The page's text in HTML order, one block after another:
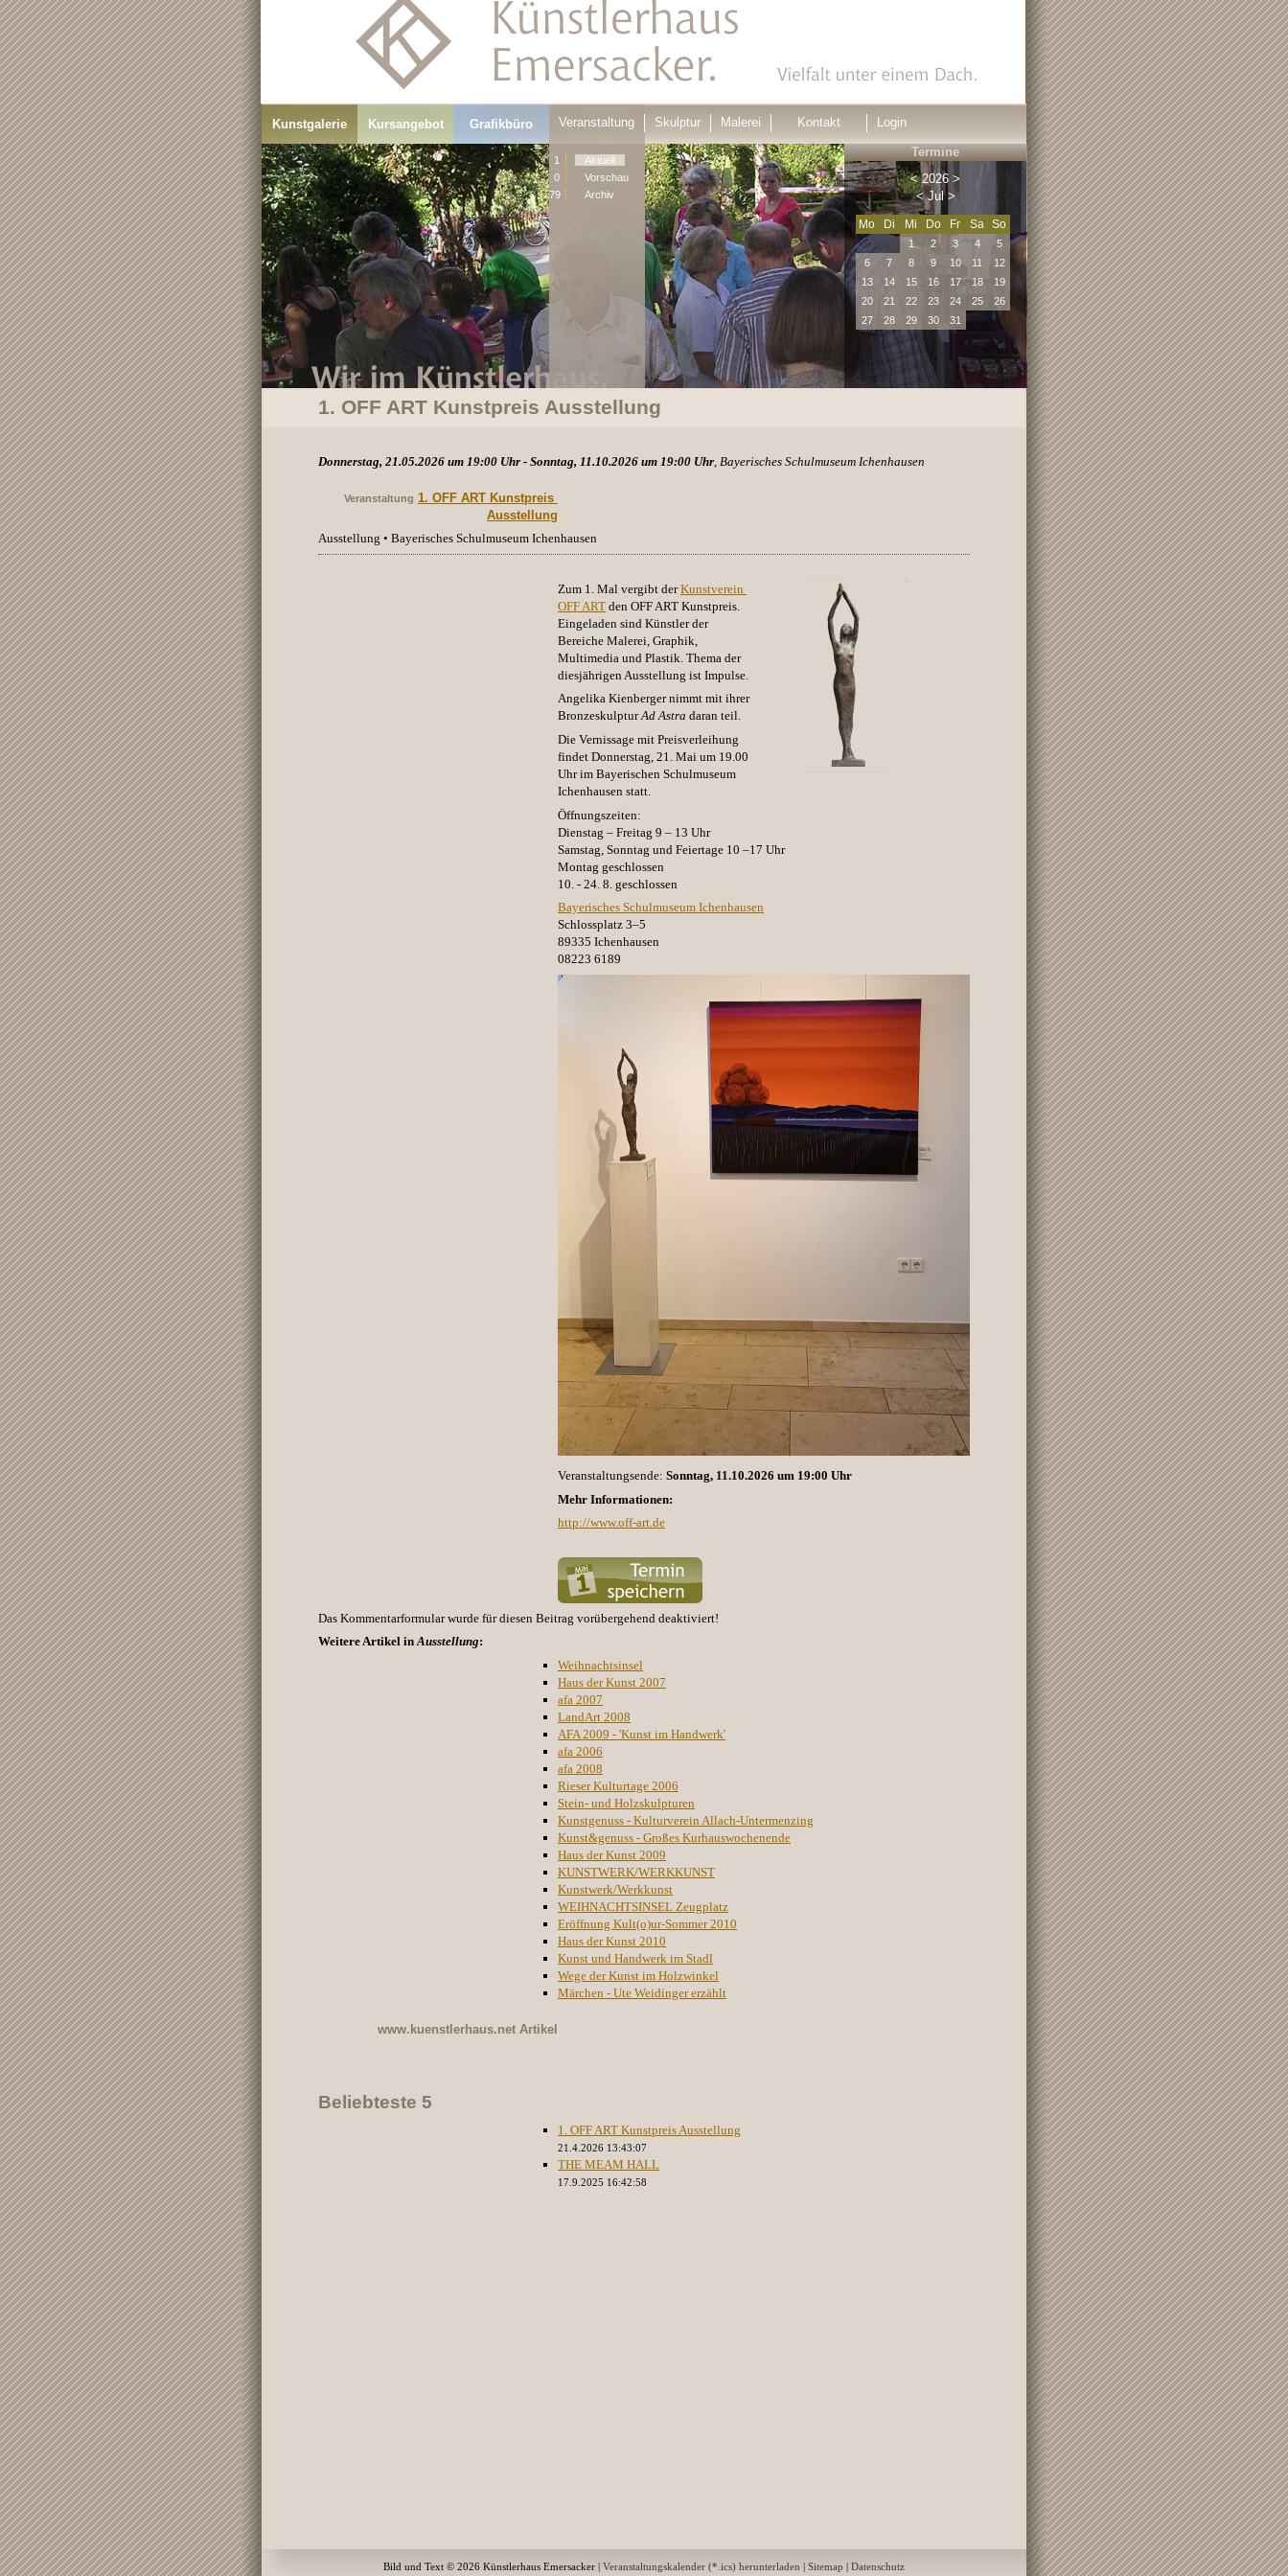
1. OFF ART Kunstpreis Ausstellung
Donnerstag, 21.05.2026 um 19:00 Uhr - Sonntag, 11.10.2026 um 19:00 Uhr , Bayerisches Schulmuseum Ichenhausen
Veranstaltung 1. OFF ART Kunstpreis
Ausstellung
Ausstellung • Bayerisches Schulmuseum Ichenhausen
Zum 1. Mal vergibt derKunstverein
OFF ART den OFF ART Kunstpreis.
Eingeladen sind Künstler der
Bereiche Malerei , Graphik,
Multimedia und Plastik. Thema der
diesjährigen Ausstellung ist Impulse.
Angelika Kienbergernimmt mit ihrer
BronzeskulpturAd Astra daran teil.
Die Vernissage mit Preisverleihung
findet Donnerstag, 21. Mai um 19.00
Uhr im Bayerischen Schulmuseum
Ichenhausen statt.
Öffnungszeiten:
Dienstag – Freitag 9 – 13 Uhr
Samstag, Sonntag und Feiertage 10 –17 Uhr
Montag geschlossen
10. - 24. 8. geschlossen
Bayerisches Schulmuseum Ichenhausen
Schlossplatz 3–5
89335 Ichenhausen
08223 6189
Veranstaltungsende: Sonntag, 11.10.2026 um 19:00 Uhr
Mehr Informationen:
http://www.off-art.de
Das Kommentarformular wurde für diesen Beitrag vorübergehend deaktiviert!
Weitere Artikel inAusstellung:
Weihnachtsinsel
Haus der Kunst 2007
afa 2007
LandArt 2008
AFA 2009 - 'Kunst im Handwerk'
afa 2006
afa 2008
Rieser Kulturtage 2006
Stein- und Holzskulpturen
Kunstgenuss - Kulturverein Allach-Untermenzing
Kunst&genuss - Großes Kurhauswochenende
Haus der Kunst 2009
KUNSTWERK/WERKKUNST
Kunstwerk/Werkkunst
WEIHNACHTSINSEL Zeugplatz
Eröffnung Kult(o)ur-Sommer 2010
Haus der Kunst 2010
Kunst und Handwerk im Stadl
Wege der Kunst im Holzwinkel
Märchen - Ute Weidinger erzählt
Termine
< 2026 >
< Jul >
Mo Di Mi Do Fr Sa So
1 2 3 4
5
6
7 8 9 10 11
12
13
14 15 16 17 18
19
20
21 22 23 24 25
26
27
28 29 30 31
www.kuenstlerhaus.net Artikel
Beliebteste 5
1. OFF ART Kunstpreis Ausstellung
21.4.2026 13:43:07
THE MEAM HALL
17.9.2025 16:42:58
Bild und Text © 2026 Künstlerhaus Emersacker | Veranstaltungskalender (*.ics) herunterladen Sitemap Datenschutz
Kunstgalerie Kursangebot Grafikbüro Veranstaltung
1
Aktuell
0
Vorschau
79
Archiv
Skulptur Malerei Kontakt Login